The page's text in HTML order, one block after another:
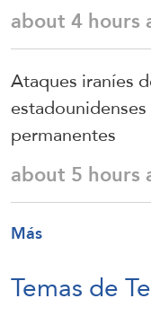
about 4 hours
Ataques iraníes
permanentes
about 5 hours
Más
Temas de